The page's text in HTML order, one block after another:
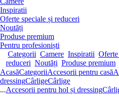
Inspiratii
Oferte speciale și reduceri
Noutăți
Produse premium
Pentru profesioniști
Categorii Camere Inspiratii Oferte
reduceri Noutăți Produse premium
AcasăCategoriiAccesorii pentru casă
dressingCârligeCârlige
...Accesorii pentru hol și dressing